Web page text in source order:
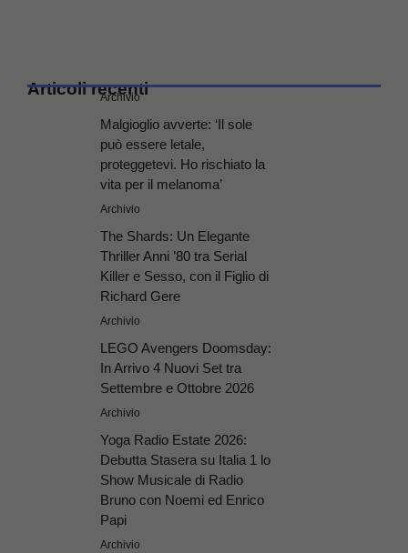
Articoli recenti
Archivio
Malgioglio avverte: ‘Il sole
può essere letale,
proteggetevi. Ho rischiato la
vita per il melanoma’
Archivio
The Shards: Un Elegante
Thriller Anni ’80 tra Serial
Killer e Sesso, con il Figlio di
Richard Gere
Archivio
LEGO Avengers Doomsday:
In Arrivo 4 Nuovi Set tra
Settembre e Ottobre 2026
Archivio
Yoga Radio Estate 2026:
Debutta Stasera su Italia 1 lo
Show Musicale di Radio
Bruno con Noemi ed Enrico
Papi
Archivio